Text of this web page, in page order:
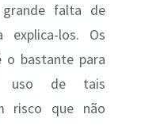
falta de
explica-los. Os
o bastante para
uso de tais
risco que não